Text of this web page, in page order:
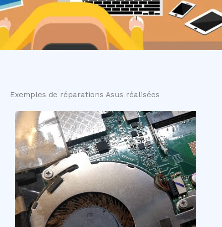
Exemples de réparations Asus réalisées